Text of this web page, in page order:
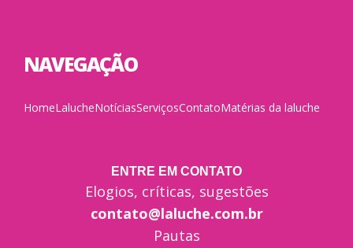
NAVEGAÇÃO
HomeLalucheNotíciasServiçosContatoMatérias da laluche
ENTRE EM CONTATO
Elogios, críticas, sugestões
contato@laluche.com.br
Pautas